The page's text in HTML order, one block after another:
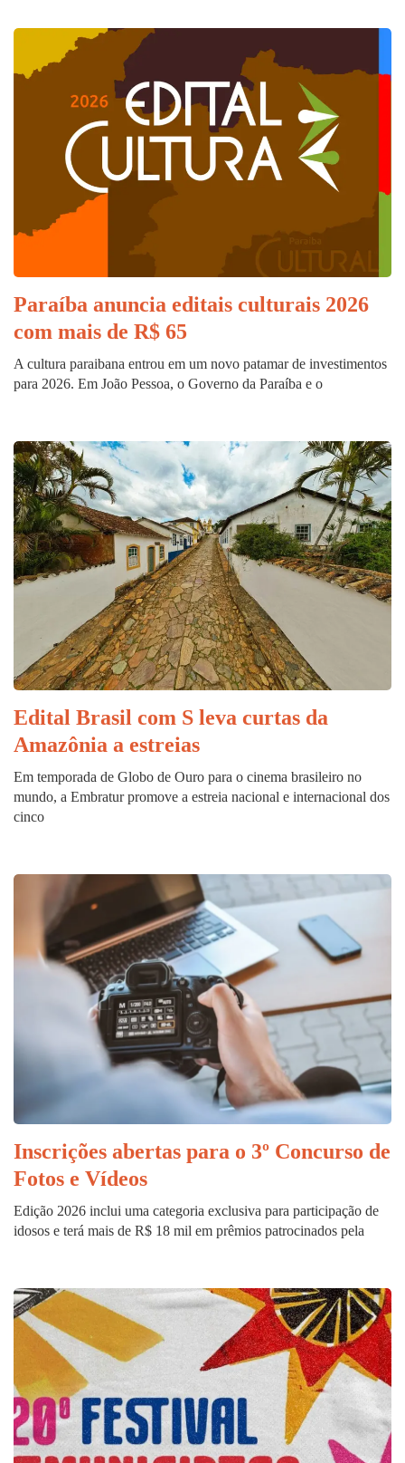
Paraíba anuncia editais culturais 2026
com mais de R$ 65
A cultura paraibana entrou em um novo patamar de investimentos
para 2026. Em João Pessoa, o Governo da Paraíba e o
Edital Brasil com S leva curtas da
Amazônia a estreias
Em temporada de Globo de Ouro para o cinema brasileiro no
mundo, a Embratur promove a estreia nacional e internacional dos
cinco
Inscrições abertas para o 3º Concurso de
Fotos e Vídeos
Edição 2026 inclui uma categoria exclusiva para participação de
idosos e terá mais de R$ 18 mil em prêmios patrocinados pela